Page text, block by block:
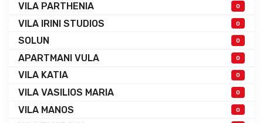
VILA PARTHENIA 0
VILA IRINI STUDIOS 0
SOLUN 0
APARTMANI VULA 0
VILA KATIA 0
VILA VASILIOS MARIA 0
VILA MANOS 0